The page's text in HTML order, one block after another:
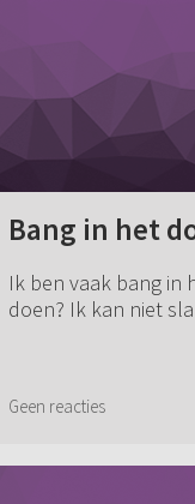
Bang in het
Ik ben vaak bang in
doen? Ik kan niet
Geen reacties